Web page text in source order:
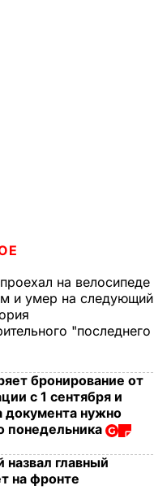
на велосипеде
и умер на следующий
"последнего
бронирование от
с 1 сентября и
документа нужно
понедельника
главный
на фронте